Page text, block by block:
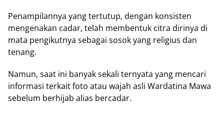
Penampilannya yang tertutup, dengan konsisten
mengenakan cadar, telah membentuk citra dirinya di
mata pengikutnya sebagai sosok yang religius dan
tenang.
Namun, saat ini banyak sekali ternyata yang mencari
informasi terkait foto atau wajah asli Wardatina Mawa
sebelum berhijab alias bercadar.